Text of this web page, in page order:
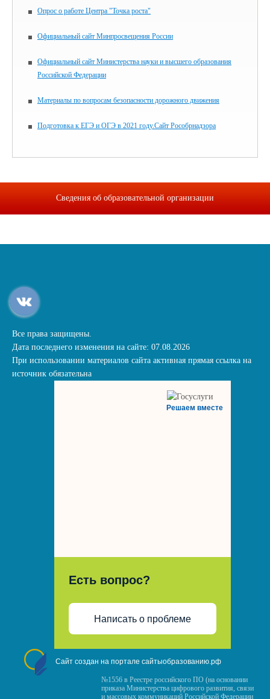
Опрос о работе Центра "Точка роста"
Официальный сайт Минпросвещения России
Официальный сайт Министерства науки и высшего образования
Российской Федерации
Материалы по вопросам безопасности дорожного движения
Подготовка к ЕГЭ и ОГЭ в 2021 году.Сайт Рособрнадзора
Сведения об образовательной организации
Все права защищены.
Дата последнего изменения на сайте: 07.08.2026
При использовании материалов сайта активная прямая ссылка на
источник обязательна
Решаем вместе
Есть вопрос?
Написать о проблеме
Сайт создан на портале сайтыобразованию.рф
№1556 в Реестре российского ПО (на основании
приказа Министерства цифрового развития, связи
и массовых коммуникаций Российской Федерации